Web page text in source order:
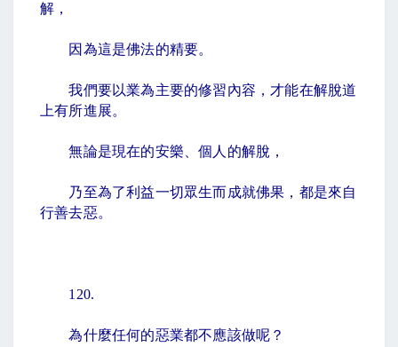
解，
因為這是佛法的精要。
我們要以業為主要的修習內容，才能在解脫道
上有所進展。
無論是現在的安樂、個人的解脫，
乃至為了利益一切眾生而成就佛果，都是來自
行善去惡。
120.
為什麼任何的惡業都不應該做呢？